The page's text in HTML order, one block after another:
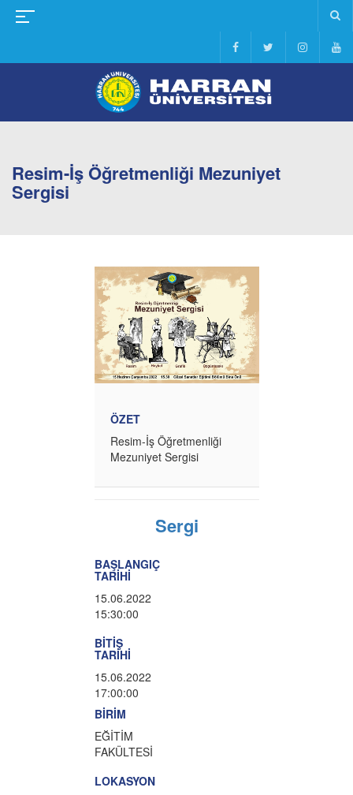
Resim-İş Öğretmenliği Mezuniyet
Sergisi
ÖZET
Resim-İş Öğretmenliği
Mezuniyet Sergisi
Sergi
BAŞLANGIÇ
TARİHİ
15.06.2022
15:30:00
BİTİŞ
TARİHİ
15.06.2022
17:00:00
BİRİM
EĞİTİM
FAKÜLTESİ
LOKASYON